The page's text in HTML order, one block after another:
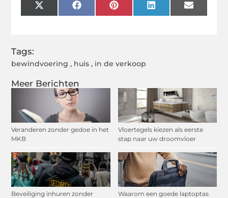
Meer Berichten
Veranderen zonder gedoe in het
MKB
Vloertegels kiezen als eerste
stap naar uw droomvloer
Beveiliging inhuren zonder
Waarom een goede laptoptas
X
(Twitter)
FacebookPinterestLinkedInEmail
Tags:
bewindvoering , huis , in de verkoop